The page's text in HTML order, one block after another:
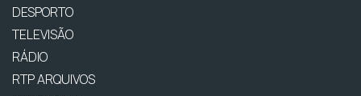
DESPORTO
TELEVISÃO
RÁDIO
RTP ARQUIVOS